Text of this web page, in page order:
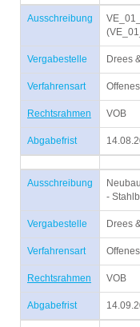
Ausschreibung
Vergabestelle Drees
Verfahrensart
Rechtsrahmen VOB
Abgabefrist
Ausschreibung
-
Vergabestelle Drees
Verfahrensart
Rechtsrahmen VOB
Abgabefrist